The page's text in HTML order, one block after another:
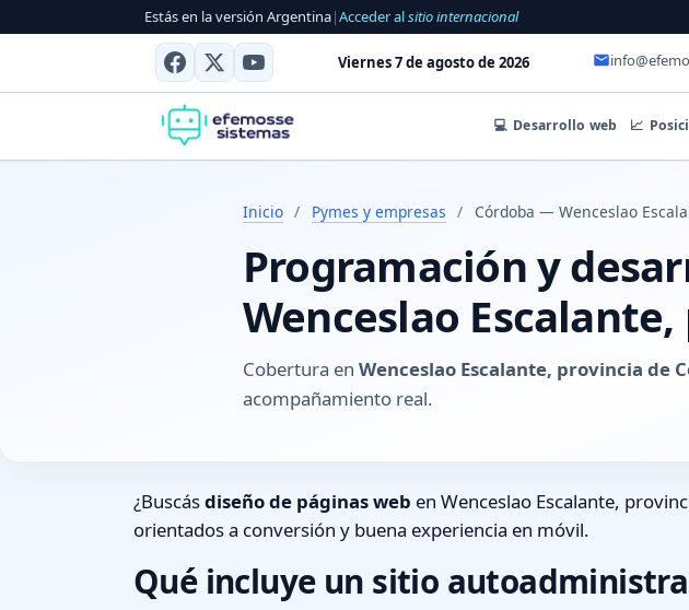
Estás en la versión Argentina|Acceder alsitio internacional
Viernes 7 de agosto de 2026
💻 Desarrollo web 📈
Inicio / Pymes y empresas / Córdoba — Wenceslao
Programación y
Wenceslao
Cobertura en Wenceslao Escalante, provincia de
acompañamiento real.
¿Buscásdiseño de páginas web en Wenceslao Escalante,
orientados a conversión y buena experiencia en móvil.
Qué incluye un sitio